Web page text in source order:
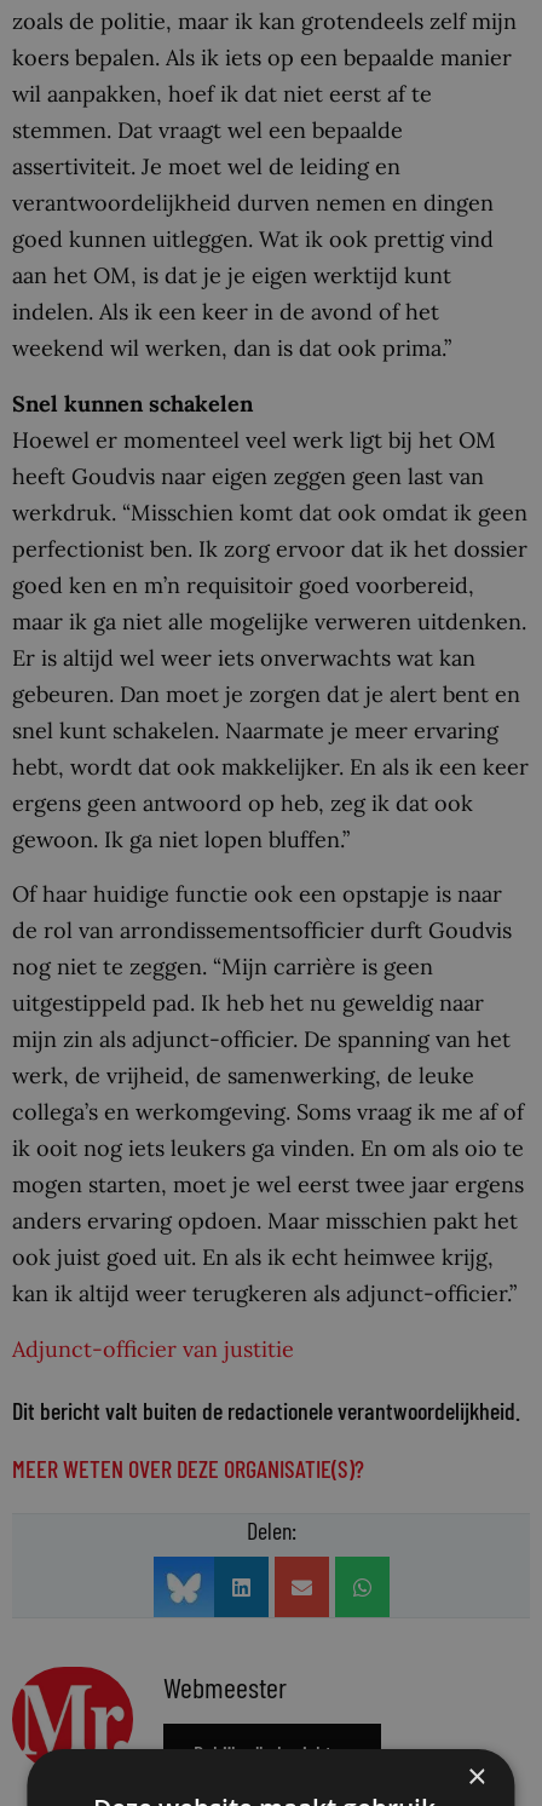
zoals de politie, maar ik kan grotendeels zelf mijn
koers bepalen. Als ik iets op een bepaalde manier
wil aanpakken, hoef ik dat niet eerst af te
stemmen. Dat vraagt wel een bepaalde
assertiviteit. Je moet wel de leiding en
verantwoordelijkheid durven nemen en dingen
goed kunnen uitleggen. Wat ik ook prettig vind
aan het OM, is dat je je eigen werktijd kunt
indelen. Als ik een keer in de avond of het
weekend wil werken, dan is dat ook prima.”
Snel kunnen schakelen
Hoewel er momenteel veel werk ligt bij het OM
heeft Goudvis naar eigen zeggen geen last van
werkdruk. “Misschien komt dat ook omdat ik geen
perfectionist ben. Ik zorg ervoor dat ik het dossier
goed ken en m’n requisitoir goed voorbereid,
maar ik ga niet alle mogelijke verweren uitdenken.
Er is altijd wel weer iets onverwachts wat kan
gebeuren. Dan moet je zorgen dat je alert bent en
snel kunt schakelen. Naarmate je meer ervaring
hebt, wordt dat ook makkelijker. En als ik een keer
ergens geen antwoord op heb, zeg ik dat ook
gewoon. Ik ga niet lopen bluffen.”
Of haar huidige functie ook een opstapje is naar
de rol van arrondissementsofficier durft Goudvis
nog niet te zeggen. “Mijn carrière is geen
uitgestippeld pad. Ik heb het nu geweldig naar
mijn zin als adjunct-officier. De spanning van het
werk, de vrijheid, de samenwerking, de leuke
collega’s en werkomgeving. Soms vraag ik me af of
ik ooit nog iets leukers ga vinden. En om als oio te
mogen starten, moet je wel eerst twee jaar ergens
anders ervaring opdoen. Maar misschien pakt het
ook juist goed uit. En als ik echt heimwee krijg,
kan ik altijd weer terugkeren als adjunct-officier.”
Adjunct-officier van justitie
Dit bericht valt buiten de redactionele verantwoordelijkheid.
MEER WETEN OVER DEZE ORGANISATIE(S)?
Delen:
Webmeester
Bekijk alle berichten
×